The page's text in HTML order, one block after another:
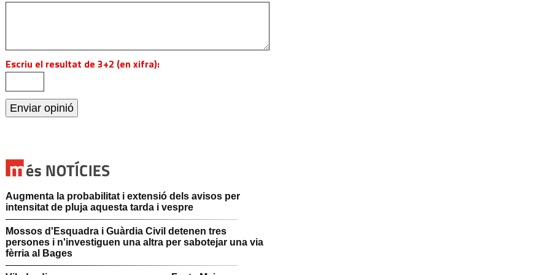
Escriu el resultat de 3+2 (en xifra):
Augmenta la probabilitat i extensió dels avisos per
intensitat de pluja aquesta tarda i vespre
Mossos d'Esquadra i Guàrdia Civil detenen tres
persones i n'investiguen una altra per sabotejar una via
fèrria al Bages